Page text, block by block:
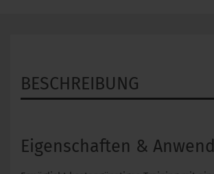
BESCHREIBUNG
Eigenschaften &